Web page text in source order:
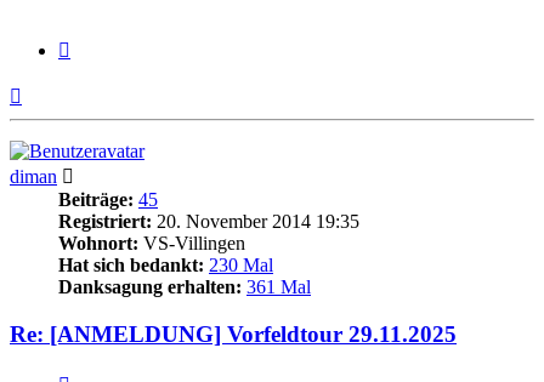
diman
Beiträge: 45
Registriert: 20. November 2014 19:35
Wohnort: VS-Villingen
Hat sich bedankt: 230 Mal
Danksagung erhalten: 361 Mal
Re: [ANMELDUNG] Vorfeldtour 29.11.2025